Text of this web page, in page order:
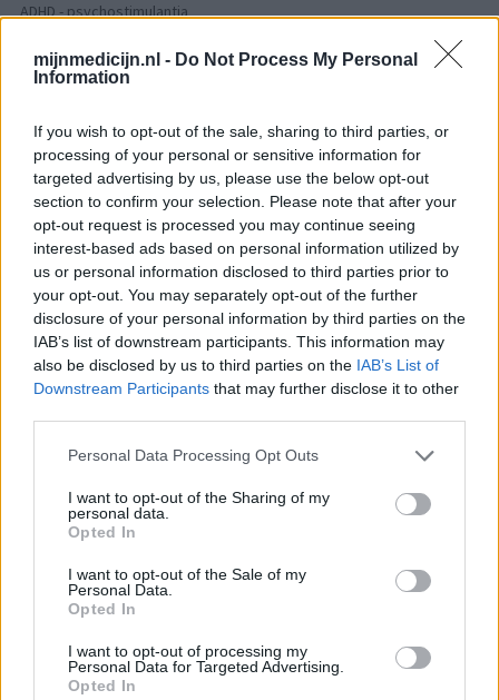
mijnmedicijn.nl - Do Not Process My Personal
Information
If you wish to opt-out of the sale, sharing to third parties, or
processing of your personal or sensitive information for
targeted advertising by us, please use the below opt-out
section to confirm your selection. Please note that after your
opt-out request is processed you may continue seeing
interest-based ads based on personal information utilized by
us or personal information disclosed to third parties prior to
your opt-out. You may separately opt-out of the further
disclosure of your personal information by third parties on the
IAB’s list of downstream participants. This information may
also be disclosed by us to third parties on the IAB’s List of
Downstream Participants that may further disclose it to other
Personal Data Processing Opt Outs
I want to opt-out of the Sharing of my
personal data.
Opted In
I want to opt-out of the Sale of my
Personal Data.
Opted In
I want to opt-out of processing my
Personal Data for Targeted Advertising.
Opted In
ADHD - psychostimulantia
Schildklier - hypothyroidie (traagwerkend)
De reviews op deze pagina zijn door de gebruikers
gegenereerd en vervolgens gelezen en aangepast alvorens
goedkeuring, om zo te voldoen aan onze standaarden wat betreft
een review voor een medicijn. Voor het delen van ervaringen is
geen medische kennis noodzakelijk. Op deze manier geven de
reviews alleen een beeld van de ervaring van de schrijvers en niet
die van de eigenaar van deze website. Denk er aan dat de
ervaringen kunnen verschillen van persoon tot persoon en dat u
voor medisch advies altijd contact op moet nemen met uw arts of
apotheker.